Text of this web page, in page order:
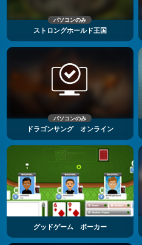
パソコンのみ
ストロングホールド王国
パソコンのみ
ドラゴンサング オンライン
グッドゲーム ポーカー